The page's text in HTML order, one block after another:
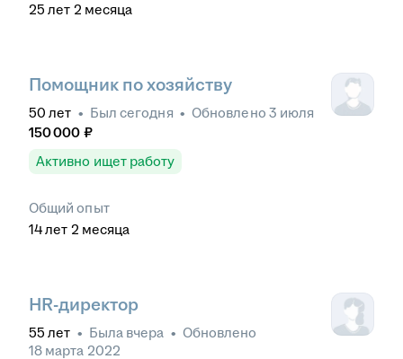
25 лет 2 месяца
Помощник по хозяйству
50 лет • Был сегодня • Обновлено 3 июля
150 000 ₽
Активно ищет работу
Общий опыт
14лет 2 месяца
HR-директор
55 лет • Была вчера • Обновлено
18 марта 2022